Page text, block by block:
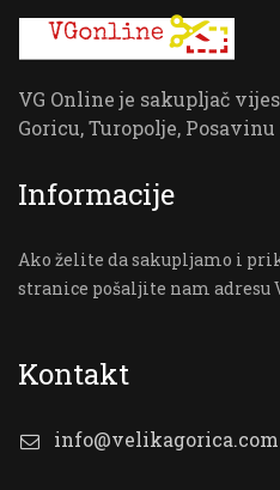
VG Online je sakupljač
Goricu, Turopolje,
Informacije
Ako želite da sakupljamo i
stranice pošaljite nam adresu
Kontakt
info@velikagorica.com